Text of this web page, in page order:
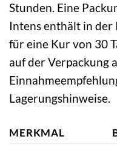
Stunden. Eine
Intens enthält in der
für eine Kur von 30
auf der Verpackung
Lagerungshinweise.
MERKMAL